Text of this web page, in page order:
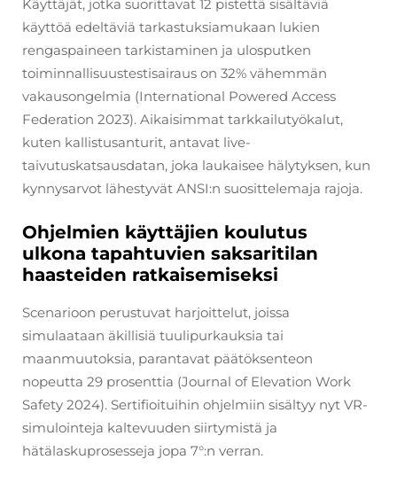
Käyttäjät, jotka suorittavat 12 pistettä sisältäviä
käyttöä edeltäviä tarkastuksiamukaan lukien
rengaspaineen tarkistaminen ja ulosputken
toiminnallisuustestisairaus on 32% vähemmän
vakausongelmia (International Powered Access
Federation 2023). Aikaisimmat tarkkailutyökalut,
kuten kallistusanturit, antavat live-
taivutuskatsausdatan, joka laukaisee hälytyksen, kun
kynnysarvot lähestyvät ANSI:n suosittelemaja rajoja.
Ohjelmien käyttäjien koulutus
ulkona tapahtuvien saksaritilan
haasteiden ratkaisemiseksi
Scenarioon perustuvat harjoittelut, joissa
simulaataan äkillisiä tuulipurkauksia tai
maanmuutoksia, parantavat päätöksenteon
nopeutta 29 prosenttia (Journal of Elevation Work
Safety 2024). Sertifioituihin ohjelmiin sisältyy nyt VR-
simulointeja kaltevuuden siirtymistä ja
hätälaskuprosesseja jopa 7°:n verran.